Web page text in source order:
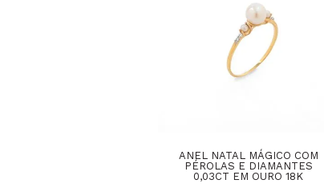
ANEL NATAL MÁGICO COM
PÉROLAS E DIAMANTES
0,03CT EM OURO 18K